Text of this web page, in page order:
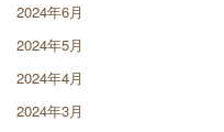
2024年6月
2024年5月
2024年4月
2024年3月